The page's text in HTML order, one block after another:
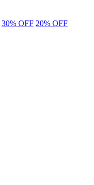
30% OFF 20% OFF